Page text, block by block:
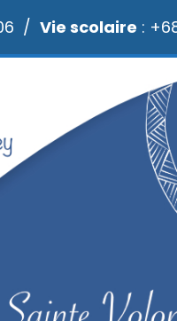
/ Vie scolaire :